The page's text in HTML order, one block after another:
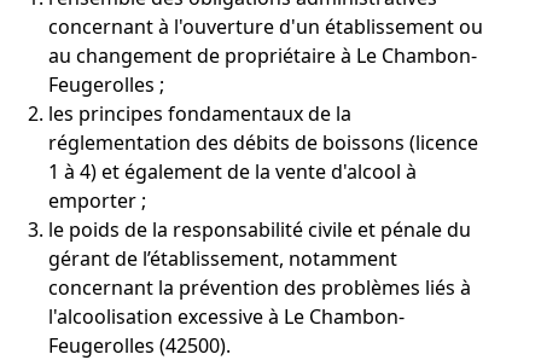
concernant à l'ouverture d'un établissement ou
au changement de propriétaire à Le Chambon-
Feugerolles ;
les principes fondamentaux de la
réglementation des débits de boissons (licence
1 à 4) et également de la vente d'alcool à
emporter ;
le poids de la responsabilité civile et pénale du
gérant de l’établissement, notamment
concernant la prévention des problèmes liés à
l'alcoolisation excessive à Le Chambon-
Feugerolles (42500).